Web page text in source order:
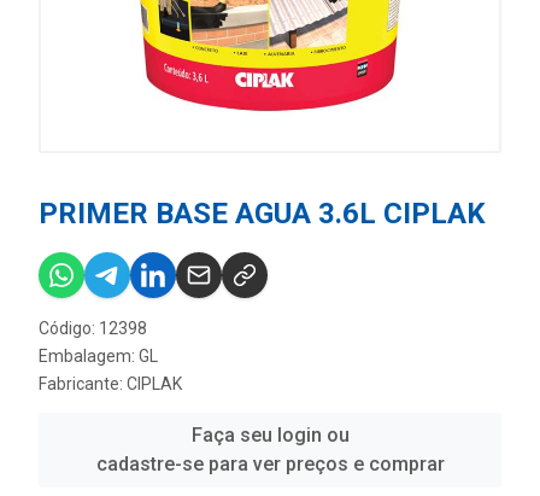
PRIMER BASE AGUA 3.6L CIPLAK
Código: 12398
Embalagem: GL
Fabricante: CIPLAK
Faça seu login ou
cadastre-se para ver preços e comprar